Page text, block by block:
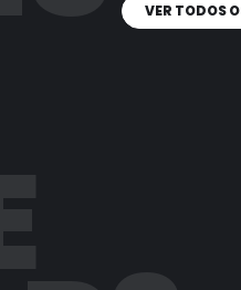
VER TODOS